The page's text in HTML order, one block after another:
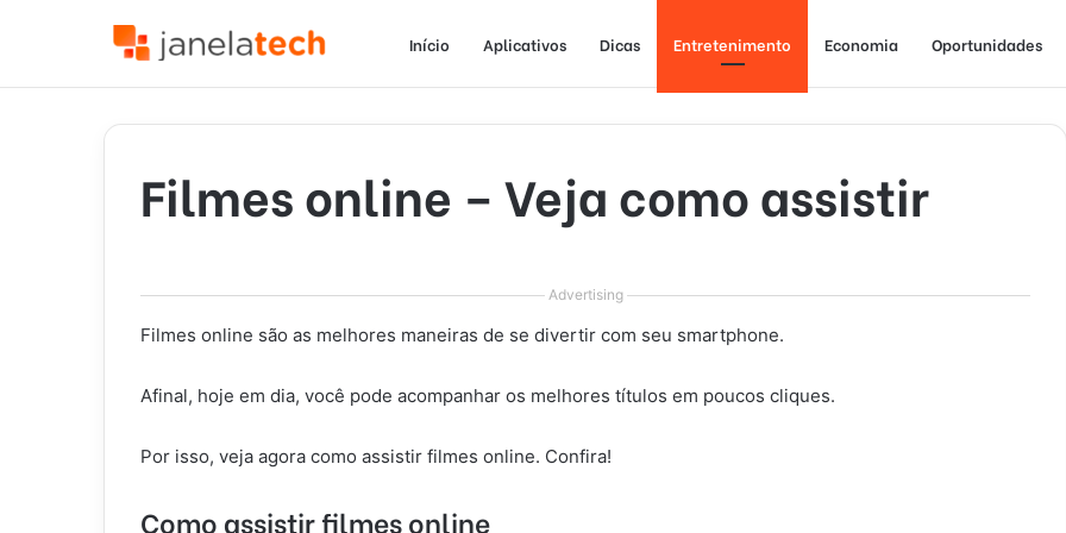
Início Aplicativos Dicas Entretenimento Economia Oportunidades
Filmes online – Veja como assistir
Advertising
Filmes online são as melhores maneiras de se divertir com seu smartphone.
Afinal, hoje em dia, você pode acompanhar os melhores títulos em poucos cliques.
Por isso, veja agora como assistir filmes online. Confira!
Como assistir filmes online